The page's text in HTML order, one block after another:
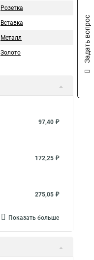
Розетка
Вставка
Металл
Золото
97,40 ₽
172,25 ₽
275,05 ₽
Показать больше
Задать вопрос